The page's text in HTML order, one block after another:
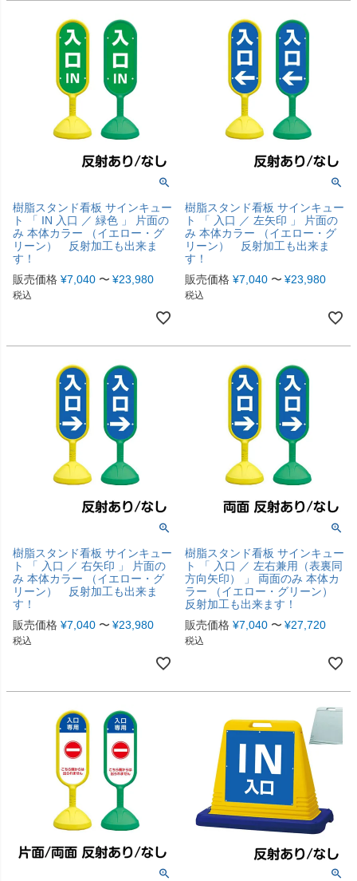
樹脂スタンド看板 サインキュー
ト 「 IN 入口 ／ 緑色 」 片面の
み 本体カラー （イエロー・グ
リーン） 反射加工も出来ま
す！
販売価格 ¥7,040 〜 ¥23,980
税込
樹脂スタンド看板 サインキュー
ト 「 入口 ／ 左矢印 」 片面の
み 本体カラー （イエロー・グ
リーン） 反射加工も出来ま
す！
販売価格 ¥7,040 〜 ¥23,980
税込
樹脂スタンド看板 サインキュー
ト 「 入口 ／ 右矢印 」 片面の
み 本体カラー （イエロー・グ
リーン） 反射加工も出来ま
す！
販売価格 ¥7,040 〜 ¥23,980
税込
樹脂スタンド看板 サインキュー
ト 「 入口 ／ 左右兼用（表裏同
方向矢印） 」 両面のみ 本体カ
ラー （イエロー・グリーン）
反射加工も出来ます！
販売価格 ¥7,040 〜 ¥27,720
税込